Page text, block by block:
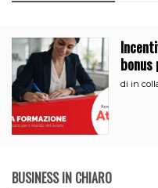
di in
BUSINESS IN CHIARO